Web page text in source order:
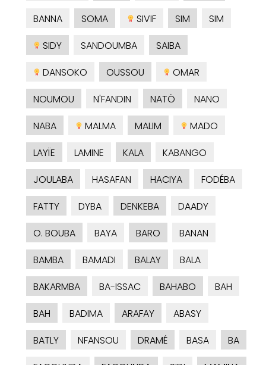
BANNA
SOMA SIVIF SIM
SIM
SIDY
SANDOUMBA
SAIBA
DANSOKO
OUSSOU
OMAR
NOUMOU
N'FANDIN NATÖ
NANO
NABA
MALMA MALIM
MADO
LAYÏE
LAMINE KALA
KABANGO
JOULABA
HASAFAN HACIYA
FODÉBA
FATTY
DYBA DENKEBA
DAADY
O. BOUBA
BAYA BARO
BANAN
BAMBA
BAMADI BALAY
BALA
BAKARMBA
BA-ISSAC BAHABO
BAH
BAH
BADIMA ARAFAY
ABASY
BATLY
NFANSOU DRAMÉ BASA
BA